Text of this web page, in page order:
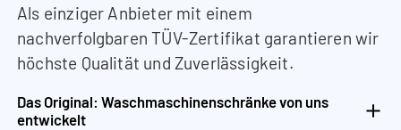
Als einziger Anbieter mit einem
nachverfolgbaren TÜV-Zertifikat garantieren wir
höchste Qualität und Zuverlässigkeit.
Das Original: Waschmaschinenschränke von uns
entwickelt